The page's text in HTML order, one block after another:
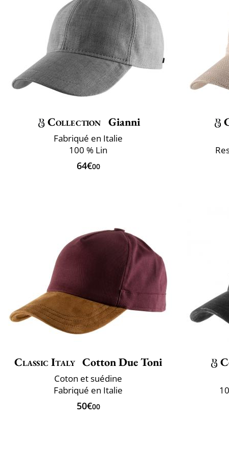
Collection Gianni
Fabriqué en Italie
100 % Lin
64€00
Classic Italy Cotton Due Toni
Coton et suédine
Fabriqué en Italie
50€00